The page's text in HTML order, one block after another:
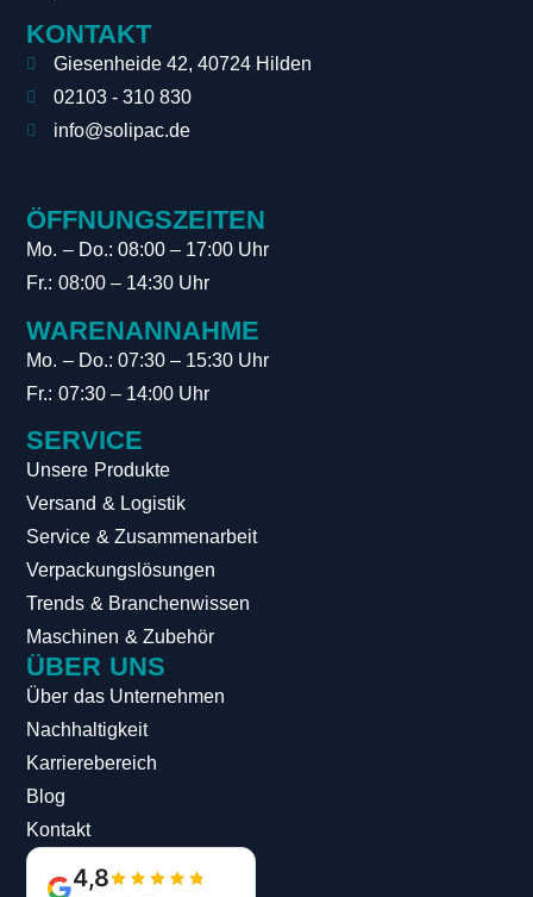
KONTAKT
Giesenheide 42, 40724 Hilden
02103 - 310 830
info@solipac.de
ÖFFNUNGSZEITEN
Mo. – Do.: 08:00 – 17:00 Uhr
Fr.: 08:00 – 14:30 Uhr
WARENANNAHME
Mo. – Do.: 07:30 – 15:30 Uhr
Fr.: 07:30 – 14:00 Uhr
SERVICE
Unsere Produkte
Versand & Logistik
Service & Zusammenarbeit
Verpackungslösungen
Trends & Branchenwissen
Maschinen & Zubehör
ÜBER UNS
Über das Unternehmen
Nachhaltigkeit
Karrierebereich
Blog
Kontakt